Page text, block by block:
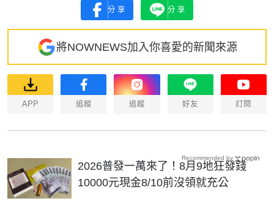
分享 分享
將NOWNEWS加入你喜愛的新聞來源
APP 追蹤 追蹤 好友 訂閱
2026普發一萬來了！8月9地狂發錢
10000元現金8/10前沒領就充公
Recommended by